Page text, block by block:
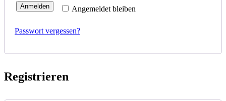
Angemeldet bleiben
Anmelden
Passwort vergessen?
Registrieren